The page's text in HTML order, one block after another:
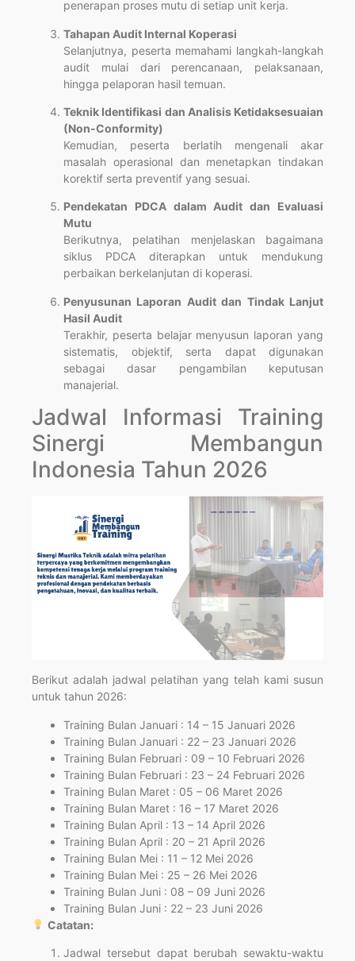
penerapan proses mutu di setiap unit kerja.
Tahapan Audit Internal Koperasi
Selanjutnya, peserta memahami langkah-langkah
audit mulai dari perencanaan, pelaksanaan,
hingga pelaporan hasil temuan.
Teknik Identifikasi dan Analisis Ketidaksesuaian
(Non-Conformity)
Kemudian, peserta berlatih mengenali akar
masalah operasional dan menetapkan tindakan
korektif serta preventif yang sesuai.
Pendekatan PDCA dalam Audit dan Evaluasi
Mutu
Berikutnya, pelatihan menjelaskan bagaimana
siklus PDCA diterapkan untuk mendukung
perbaikan berkelanjutan di koperasi.
Penyusunan Laporan Audit dan Tindak Lanjut
Hasil Audit
Terakhir, peserta belajar menyusun laporan yang
sistematis, objektif, serta dapat digunakan
sebagai dasar pengambilan keputusan
manajerial.
Jadwal Informasi Training
Sinergi Membangun
Indonesia Tahun 2026
Berikut adalah jadwal pelatihan yang telah kami susun
untuk tahun 2026:
Training Bulan Januari : 14 – 15 Januari 2026
Training Bulan Januari : 22 – 23 Januari 2026
Training Bulan Februari : 09 – 10 Februari 2026
Training Bulan Februari : 23 – 24 Februari 2026
Training Bulan Maret : 05 – 06 Maret 2026
Training Bulan Maret : 16 – 17 Maret 2026
Training Bulan April : 13 – 14 April 2026
Training Bulan April : 20 – 21 April 2026
Training Bulan Mei : 11 – 12 Mei 2026
Training Bulan Mei : 25 – 26 Mei 2026
Training Bulan Juni : 08 – 09 Juni 2026
Training Bulan Juni : 22 – 23 Juni 2026
Catatan:
Jadwal tersebut dapat berubah sewaktu-waktu